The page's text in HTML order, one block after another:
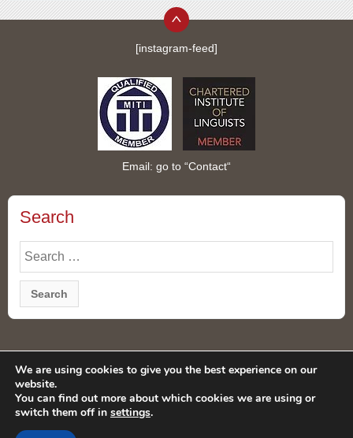
[instagram-feed]
Email: go to “Contact“
Search
Search
for:
Privacy Policy
© Copyright 2026 Rie London Ltd All rights reserved. Rie London
Ltd is a company registered England and Wales (Company No.
We are using cookies to give you the best experience on our
website.
You can find out more about which cookies we are using or
switch them off in settings.